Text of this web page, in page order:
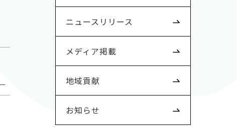
ニュースリリース
メディア掲載
地域貢献
お知らせ